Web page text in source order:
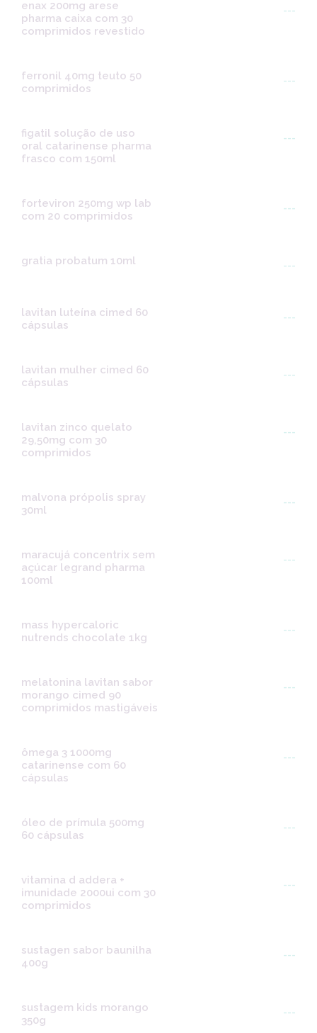
enax 200mg arese
pharma caixa com 30
comprimidos revestido
---
ferronil 40mg teuto 50
comprimidos
---
figatil solução de uso
oral catarinense pharma
frasco com 150ml
---
forteviron 250mg wp lab
com 20 comprimidos
---
gratia probatum 10ml ---
lavitan luteína cimed 60
cápsulas
---
lavitan mulher cimed 60
cápsulas
---
lavitan zinco quelato
29,50mg com 30
comprimidos
---
malvona própolis spray
30ml
---
maracujá concentrix sem
açúcar legrand pharma
100ml
---
mass hypercaloric
nutrends chocolate 1kg
---
melatonina lavitan sabor
morango cimed 90
comprimidos mastigáveis
---
ômega 3 1000mg
catarinense com 60
cápsulas
---
óleo de prímula 500mg
60 cápsulas
---
vitamina d addera +
imunidade 2000ui com 30
comprimidos
---
sustagen sabor baunilha
400g
---
sustagem kids morango
350g
---